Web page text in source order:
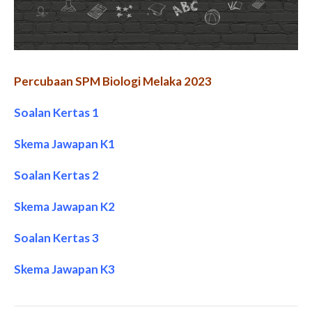
Percubaan SPM Biologi Melaka 2023
Soalan Kertas 1
Skema Jawapan K1
Soalan Kertas 2
Skema Jawapan K2
Soalan Kertas 3
Skema Jawapan K3